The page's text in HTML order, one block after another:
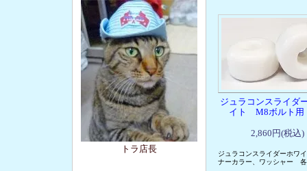
トラ店長
ジュラコンスライダ
イト M8ボルト
2,860円(税込)
ジュラコンスライダーホワ
ナーカラー、ワッシャー 各